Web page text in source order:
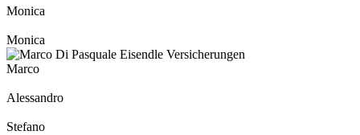
Monica
Monica
Marco
Alessandro
Stefano